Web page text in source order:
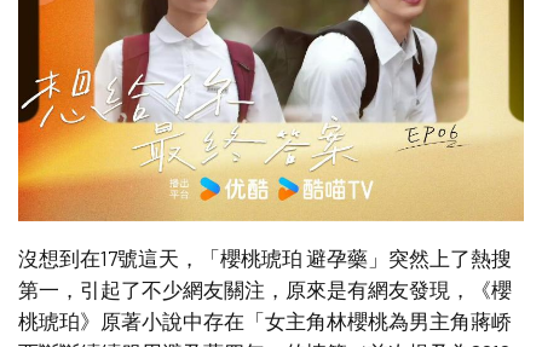
沒想到在17號這天，「櫻桃琥珀 避孕藥」突然上了熱搜
第一，引起了不少網友關注，原來是有網友發現，《櫻
桃琥珀》原著小說中存在「女主角林櫻桃為男主角蔣峤